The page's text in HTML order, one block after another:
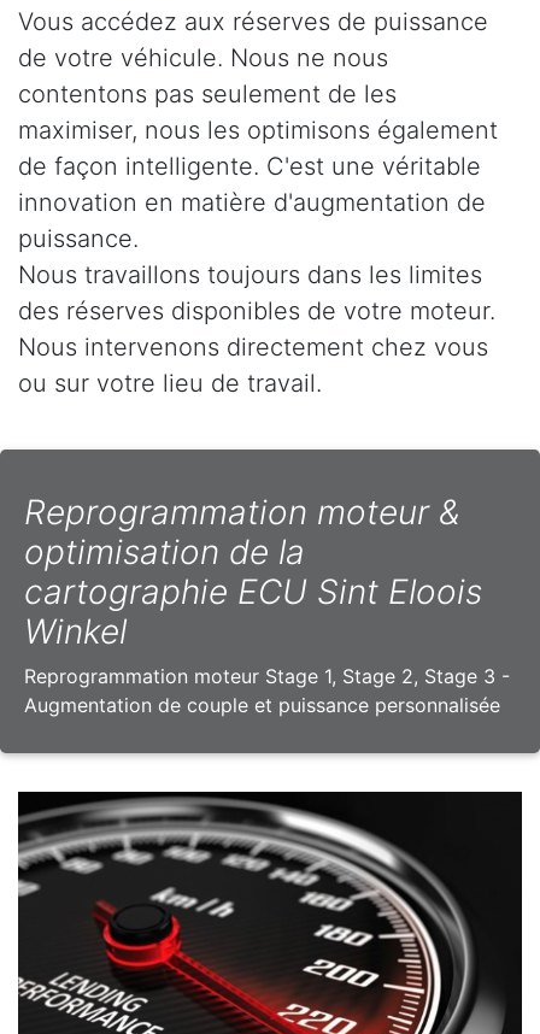
Vous accédez aux réserves de puissance
de votre véhicule. Nous ne nous
contentons pas seulement de les
maximiser, nous les optimisons également
de façon intelligente. C'est une véritable
innovation en matière d'augmentation de
puissance.
Nous travaillons toujours dans les limites
des réserves disponibles de votre moteur.
Nous intervenons directement chez vous
ou sur votre lieu de travail.
Reprogrammation moteur &
optimisation de la
cartographie ECU Sint Eloois
Winkel
Reprogrammation moteur Stage 1, Stage 2, Stage 3 -
Augmentation de couple et puissance personnalisée